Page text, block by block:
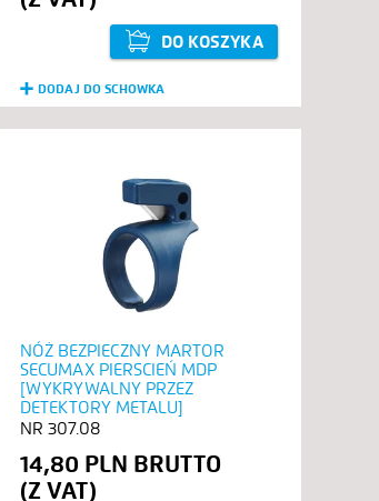
DO KOSZYKA
DODAJ DO SCHOWKA
NÓŻ BEZPIECZNY MARTOR
SECUMAX PIERSCIEŃ MDP
[WYKRYWALNY PRZEZ
DETEKTORY METALU]
307.08
14,80 PLN